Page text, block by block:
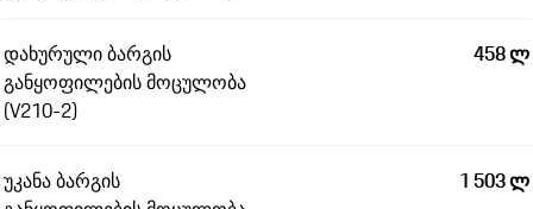
დახურული ბარგის
განყოფილების მოცულობა
(V210-2)
458 ლ
უკანა ბარგის
1 503 ლ